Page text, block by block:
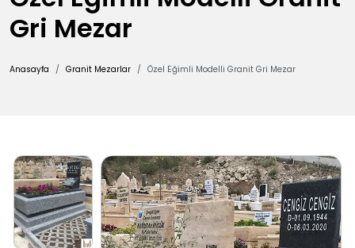
Gri Mezar
Anasayfa Granit Mezarlar Özel Eğimli Modelli Granit Gri Mezar